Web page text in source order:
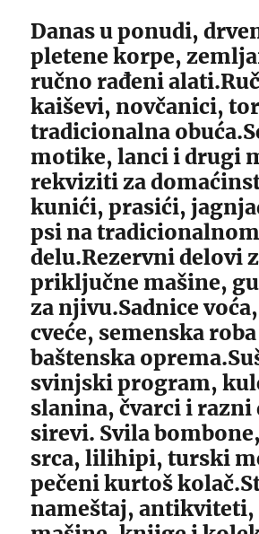
Danas u ponudi,
pletene korpe,
ručno rađeni
kaiševi, novčanici,
tradicionalna
motike, lanci i drugi
rekviziti za
kunići, prasići,
psi na
delu.Rezervni delovi
priključne mašine,
za njivu.Sadnice
cveće, semenska
baštenska
svinjski program,
slanina, čvarci i razni
sirevi. Svila
srca, lilihipi, turski
pečeni kurtoš
nameštaj, antikviteti,